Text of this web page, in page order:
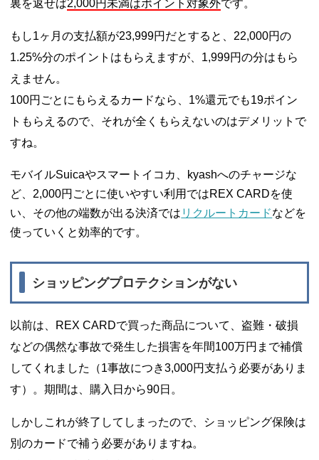
裏を返せば2,000円未満はポイント対象外です。
もし1ヶ月の支払額が23,999円だとすると、22,000円の
1.25%分のポイントはもらえますが、1,999円の分はもら
えません。
100円ごとにもらえるカードなら、1%還元でも19ポイン
トもらえるので、それが全くもらえないのはデメリットで
すね。
モバイルSuicaやスマートイコカ、kyashへのチャージな
ど、2,000円ごとに使いやすい利用ではREX CARDを使
い、その他の端数が出る決済では リクルートカードなどを
使っていくと効率的です。
ショッピングプロテクションがない
以前は、REX CARDで買った商品について、盗難・破損
などの偶然な事故で発生した損害を年間100万円まで補償
してくれました（1事故につき3,000円支払う必要がありま
す）。期間は、購入日から90日。
しかしこれが終了してしまったので、ショッピング保険は
別のカードで補う必要がありますね。